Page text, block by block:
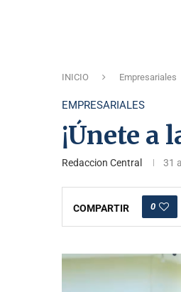
INICIO Empresariales
EMPRESARIALES
¡Únete a
Redaccion Central 31
COMPARTIR 0